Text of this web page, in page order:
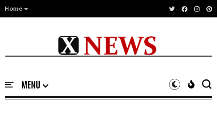
Home